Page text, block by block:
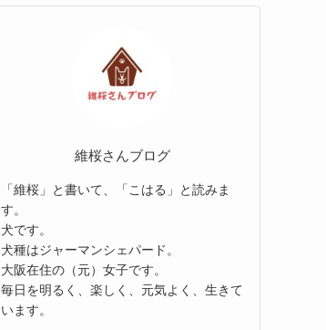
維桜さんブログ
「維桜」と書いて、「こはる」と読みま
す。
犬です。
犬種はジャーマンシェパード。
大阪在住の（元）女子です。
毎日を明るく、楽しく、元気よく、生きて
います。